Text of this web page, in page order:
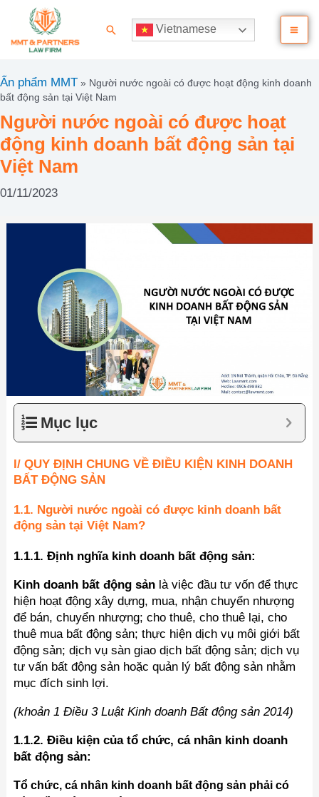
nội
Tìm
Vietnamese
Ấn phẩm MMT » Người nước ngoài có được hoạt động kinh doanh
bất động sản tại Việt Nam
Người nước ngoài có được hoạt
động kinh doanh bất động sản tại
Việt Nam
01/11/2023
Mục lục
I/ QUY ĐỊNH CHUNG VỀ ĐIỀU KIỆN KINH DOANH
BẤT ĐỘNG SẢN
1.1. Người nước ngoài có được kinh doanh bất
động sản tại Việt Nam?
1.1.1. Định nghĩa kinh doanh bất động sản:
Kinh doanh bất động sản là việc đầu tư vốn để thực
hiện hoạt động xây dựng, mua, nhận chuyển nhượng
để bán, chuyển nhượng; cho thuê, cho thuê lại, cho
thuê mua bất động sản; thực hiện dịch vụ môi giới bất
động sản; dịch vụ sàn giao dịch bất động sản; dịch vụ
tư vấn bất động sản hoặc quản lý bất động sản nhằm
mục đích sinh lợi.
(khoản 1 Điều 3 Luật Kinh doanh Bất động sản 2014)
1.1.2. Điều kiện của tổ chức, cá nhân kinh doanh
bất động sản:
Tổ chức, cá nhân kinh doanh bất động sản phải có